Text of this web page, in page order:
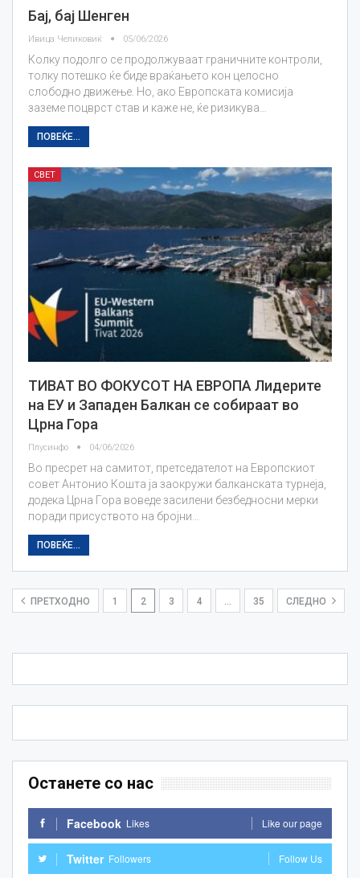
Бај, бај Шенген
Ивица Челиковиќ 05/06/2026
Колку подолго се продолжуваат граничните контроли,
толку потешко ќе биде враќањето кон целосно
слободно движење. Но, ако Европската комисија
заземе поцврст став и каже не, ќе ризикува…
ПОВЕЌЕ...
СВЕТ
ТИВАТ ВО ФОКУСОТ НА ЕВРОПА Лидерите
на ЕУ и Западен Балкан се собираат во
Црна Гора
Плусинфо 04/06/2026
Во пресрет на самитот, претседателот на Европскиот
совет Антонио Кошта ја заокружи балканската турнеја,
додека Црна Гора воведе засилени безбедносни мерки
поради присуството на бројни…
ПОВЕЌЕ...
ПРЕТХОДНО 1 2 3 4 35 СЛЕДНО
Останете со нас
Facebook Likes Like our page
Twitter Followers Follow Us